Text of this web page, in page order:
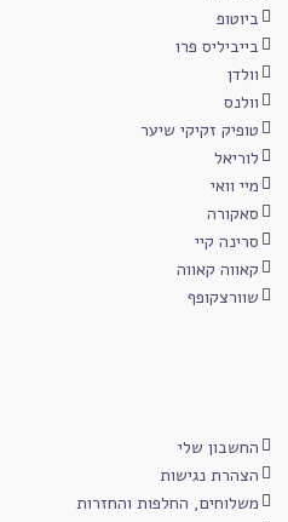
ביוטופ
בייביליס פרו
וולדן
וולנס
טופיק זקיקי שיער
לוריאל
מיי וואי
סאקורה
סרינה קיי
קאווה קאווה
שוורצקופף
החשבון שלי
הצהרת נגישות
משלוחים, החלפות והחזרות